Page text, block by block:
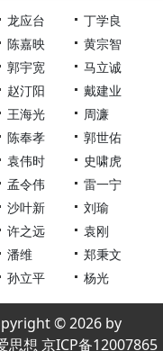
龙应台
丁学良
陈嘉映
黄宗智
郭宇宽
马立诚
赵汀阳
戴建业
王海光
周濂
陈奉孝
郭世佑
袁伟时
史啸虎
孟令伟
雷一宁
沙叶新
刘瑜
许之远
袁刚
潘维
郑秉文
孙立平 杨光
© 2026 by
想 京ICP备12007865